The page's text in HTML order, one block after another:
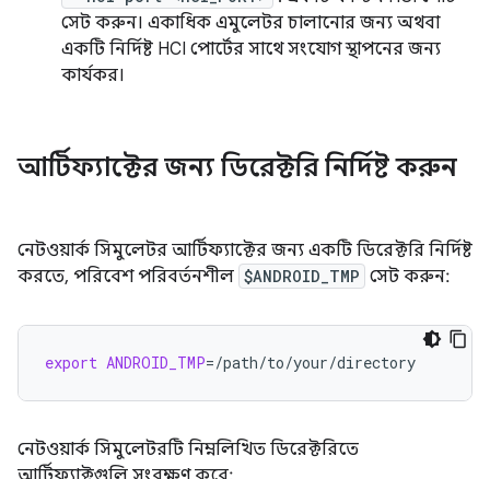
সেট করুন। একাধিক এমুলেটর চালানোর জন্য অথবা
একটি নির্দিষ্ট HCI পোর্টের সাথে সংযোগ স্থাপনের জন্য
কার্যকর।
আর্টিফ্যাক্টের জন্য ডিরেক্টরি নির্দিষ্ট করুন
নেটওয়ার্ক সিমুলেটর আর্টিফ্যাক্টের জন্য একটি ডিরেক্টরি নির্দিষ্ট
করতে, পরিবেশ পরিবর্তনশীল $ANDROID_TMP সেট করুন:
export ANDROID_TMP=
নেটওয়ার্ক সিমুলেটরটি নিম্নলিখিত ডিরেক্টরিতে